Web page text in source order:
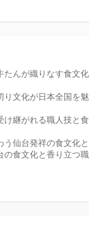
たんが織りなす食文
り文化が日本全国を
け継がれる職人技と
う仙台発祥の食文化
の食文化と香り立つ